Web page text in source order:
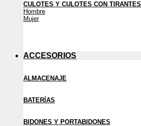
CULOTES Y CULOTES CON TIRANTES
Hombre
Mujer
ACCESORIOS
ALMACENAJE
BATERÍAS
BIDONES Y PORTABIDONES